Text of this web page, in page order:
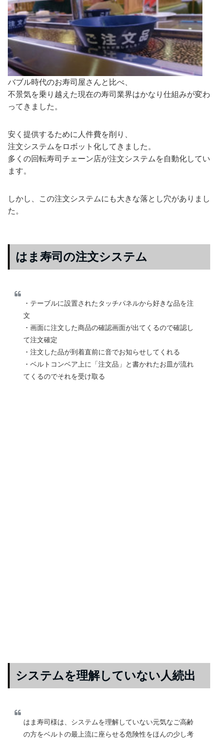
バブル時代のお寿司屋さんと比べ、
不景気を乗り越えた現在の寿司業界はかなり仕組みが変わ
ってきました。
安く提供するために人件費を削り、
注文システムをロボット化してきました。
多くの回転寿司チェーン店が注文システムを自動化してい
ます。
しかし、この注文システムにも大きな落とし穴がありまし
た。
はま寿司の注文システム
・テーブルに設置されたタッチパネルから好きな品を注
文
・画面に注文した商品の確認画面が出てくるので確認し
て注文確定
・注文した品が到着直前に音でお知らせしてくれる
・ベルトコンベア上に「注文品」と書かれたお皿が流れ
てくるのでそれを受け取る
システムを理解していない人続出
はま寿司様は、システムを理解していない元気なご高齢
の方をベルトの最上流に座らせる危険性をほんの少し考